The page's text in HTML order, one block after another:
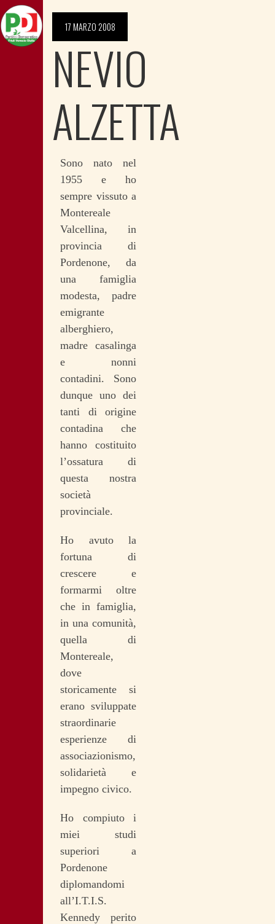
17 MARZO 2008
NEVIO
ALZETTA
Sono nato nel
1955 e ho
sempre vissuto a
Montereale
Valcellina, in
provincia di
Pordenone, da
una famiglia
modesta, padre
emigrante
alberghiero,
madre casalinga
e nonni
contadini. Sono
dunque uno dei
tanti di origine
contadina che
hanno costituito
l’ossatura di
questa nostra
società
provinciale.
Ho avuto la
fortuna di
crescere e
formarmi oltre
che in famiglia,
in una comunità,
quella di
Montereale,
dove
storicamente si
erano sviluppate
straordinarie
esperienze di
associazionismo,
solidarietà e
impegno civico.
Ho compiuto i
miei studi
superiori a
Pordenone
diplomandomi
all’I.T.I.S.
Kennedy perito